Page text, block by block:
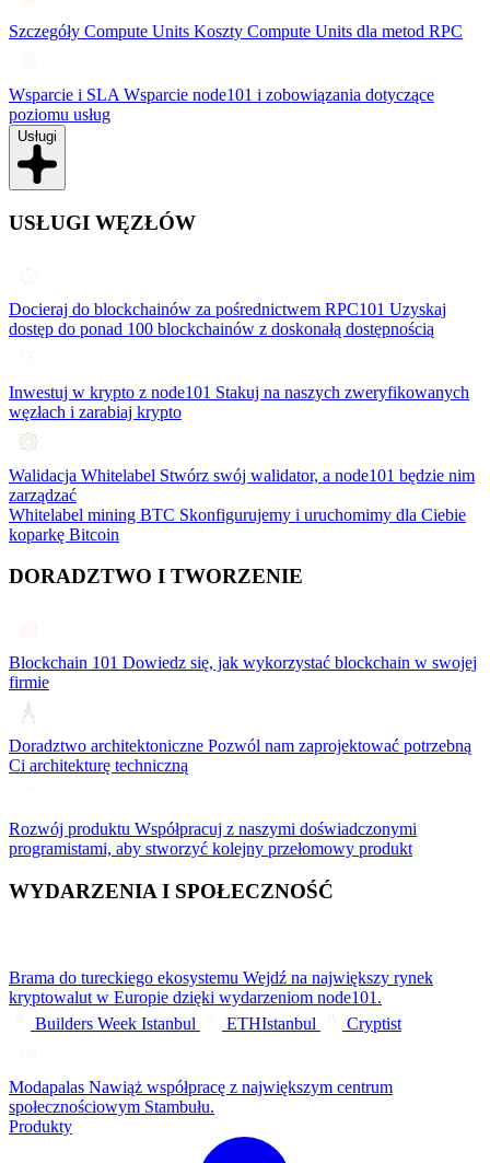
Szczegóły Compute Units Koszty Compute Units dla metod RPC
Wsparcie i SLA Wsparcie node101 i zobowiązania dotyczące
poziomu usług
Usługi
USŁUGI WĘZŁÓW
Docieraj do blockchainów za pośrednictwem RPC101 Uzyskaj
dostęp do ponad 100 blockchainów z doskonałą dostępnością
Inwestuj w krypto z node101 Stakuj na naszych zweryfikowanych
węzłach i zarabiaj krypto
Walidacja Whitelabel Stwórz swój walidator, a node101 będzie nim
zarządzać
Whitelabel mining BTC Skonfigurujemy i uruchomimy dla Ciebie
koparkę Bitcoin
DORADZTWO I TWORZENIE
Blockchain 101 Dowiedz się, jak wykorzystać blockchain w swojej
firmie
Doradztwo architektoniczne Pozwól nam zaprojektować potrzebną
Ci architekturę techniczną
Rozwój produktu Współpracuj z naszymi doświadczonymi
programistami, aby stworzyć kolejny przełomowy produkt
WYDARZENIA I SPOŁECZNOŚĆ
Brama do tureckiego ekosystemu Wejdź na największy rynek
kryptowalut w Europie dzięki wydarzeniom node101.
Builders Week Istanbul
ETHIstanbul Cryptist
Modapalas Nawiąż współpracę z największym centrum
społecznościowym Stambułu.
Produkty